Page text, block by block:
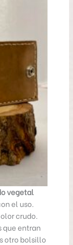
vegetal
el uso.
crudo.
que entran
otro bolsillo